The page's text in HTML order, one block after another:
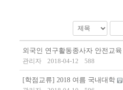
외국인 연구활동종사자 안전교육
관리자
2018-04-12 588
[학점교류] 2018 여름 국내대학